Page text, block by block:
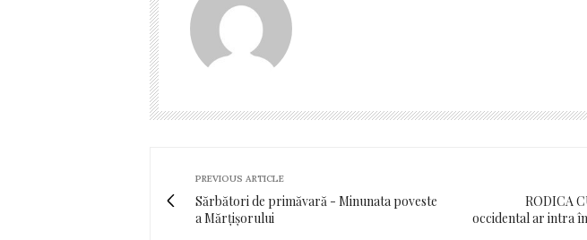
PREVIOUS ARTICLE
Sărbători de primăvară - Minunata poveste
a Mărțișorului
RODICA
occidental ar intra